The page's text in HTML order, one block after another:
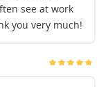
see at work
you very much!